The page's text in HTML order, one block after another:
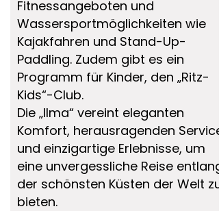
Fitnessangeboten und
Wassersportmöglichkeiten wie
Kajakfahren und Stand-Up-
Paddling. Zudem gibt es ein
Programm für Kinder, den „Ritz-
Kids“-Club.
Die „Ilma“ vereint eleganten
Komfort, herausragenden Service
und einzigartige Erlebnisse, um
eine unvergessliche Reise entlang
der schönsten Küsten der Welt zu
bieten.